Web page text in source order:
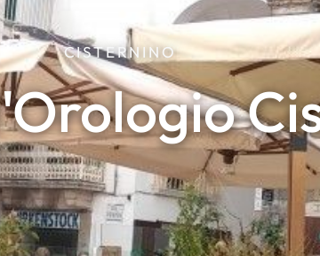
CISTERNINO